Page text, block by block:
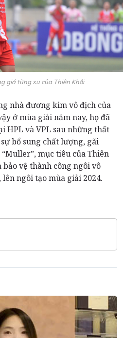
giá từng xu của Thiên Khôi
nhà đương kim vô địch của
ở mùa giải năm nay, họ đã
HPL và VPL sau những thất
bổ sung chất lượng, gãi
mục tiêu của Thiên
vệ thành công ngôi vô
ngôi tạo mùa giải 2024.